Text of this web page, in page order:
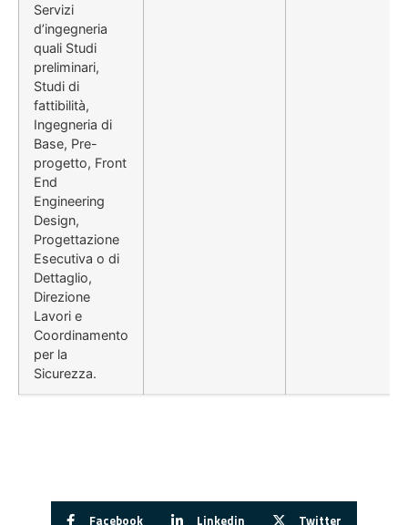
Servizi
d’ingegneria
quali Studi
preliminari,
Studi di
fattibilità,
Ingegneria di
Base, Pre-
progetto, Front
End
Engineering
Design,
Progettazione
Esecutiva o di
Dettaglio,
Direzione
Lavori e
Coordinamento
per la
Sicurezza.
Facebook Linkedin Twitter